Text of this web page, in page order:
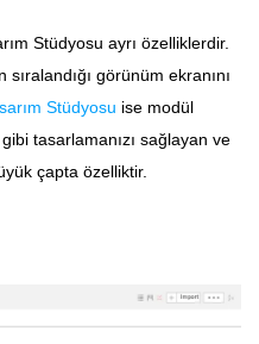
Stüdyosu ayrı özelliklerdir.
görünüm ekranını
Stüdyosu ise modül
tasarlamanızı sağlayan ve
çapta özelliktir.